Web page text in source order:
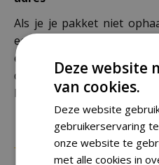
Als je je pakket niet
een verkeerd
extra kosten in
daarom altijd goed je
bestelling plaatst.
Deze website
van cookies.
Deze website
gebruikerservaring
onze website te
met alle cookies in